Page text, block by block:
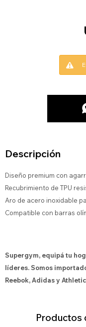
Descripción
Diseño premium con
Recubrimiento de TPU
Aro de acero inoxidable
Compatible con barras
Supergym, equipá tu
líderes. Somos
Reebok, Adidas y
Productos